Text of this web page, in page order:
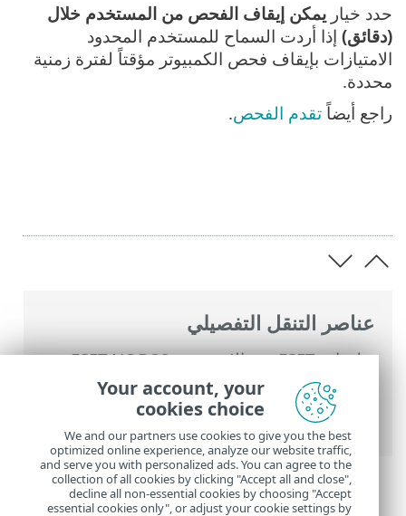
عناصر التنقل التفصيلي
تعليمات ESET عبر الإنترنت >
ESET NOD32
Antivirus
>
التعامل مع ESET NOD32
Antivirus
> الأدوات>المجدول> نوافذ الحوار -
الجدولة > خيارات الفحص المجدول
حدد خيار يمكن إيقاف الفحص من المستخدم خلال
(دقائق) إذا أردت السماح للمستخدم المحدود
الامتيازات بإيقاف فحص الكمبيوتر مؤقتاً لفترة زمنية
محددة.
راجع أيضاً تقدم الفحص.
Your account, your
cookies choice
We and our partners use cookies to give you the best
optimized online experience, analyze our website traffic,
and serve you with personalized ads. You can agree to the
collection of all cookies by clicking "Accept all and close",
decline all non-essential cookies by choosing "Accept
essential cookies only", or adjust your cookie settings by